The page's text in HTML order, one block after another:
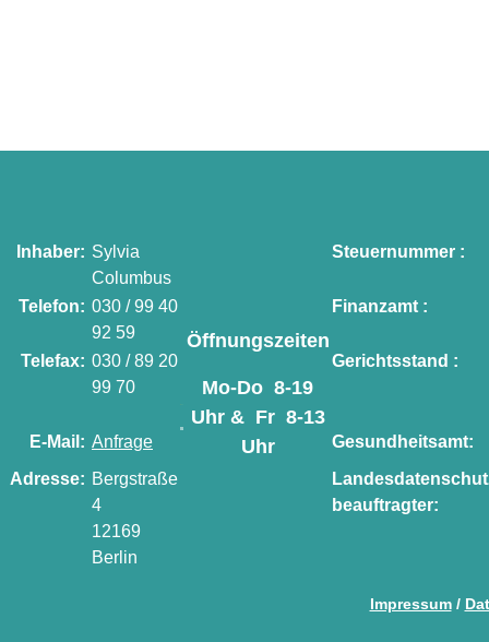
Inhaber: Sylvia
Columbus
Öffnungszeiten
Mo-Do 8-19
Uhr & Fr 8-13
Uhr
Steuernummer :
Telefon: 030 / 99 40
92 59
Finanzamt :
Telefax: 030 / 89 20
99 70
Gerichtsstand :
E-Mail: Anfrage
Gesundheitsamt:
Adresse: Bergstraße
4
12169
Berlin
beauftragter:
Impressum/